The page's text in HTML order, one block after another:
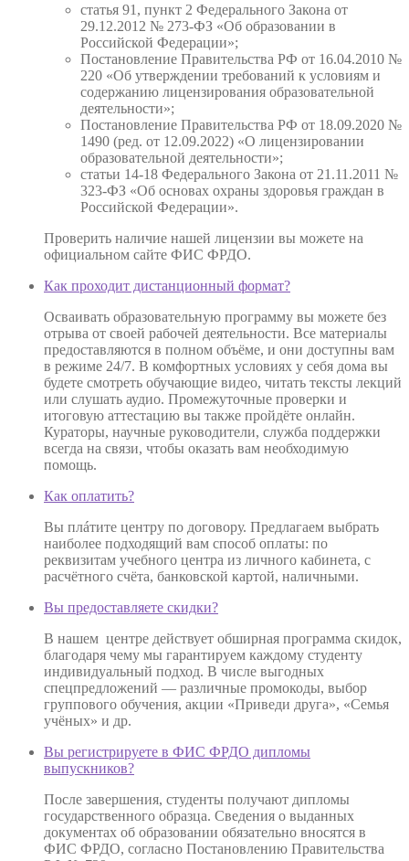
статья 91, пункт 2 Федерального Закона от
29.12.2012 № 273-ФЗ «Об образовании в
Российской Федерации»;
Постановление Правительства РФ от 16.04.2010 №
220 «Об утверждении требований к условиям и
содержанию лицензирования образовательной
деятельности»;
Постановление Правительства РФ от 18.09.2020 №
1490 (ред. от 12.09.2022) «О лицензировании
образовательной деятельности»;
статьи 14-18 Федерального Закона от 21.11.2011 №
323-ФЗ «Об основах охраны здоровья граждан в
Российской Федерации».
Проверить наличие нашей лицензии вы можете на
официальном сайте ФИС ФРДО.
Как проходит дистанционный формат?
Осваивать образовательную программу вы можете без
отрыва от своей рабочей деятельности. Все материалы
предоставляются в полном объёме, и они доступны вам
в режиме 24/7. В комфортных условиях у себя дома вы
будете смотреть обучающие видео, читать тексты лекций
или слушать аудио. Промежуточные проверки и
итоговую аттестацию вы также пройдёте онлайн.
Кураторы, научные руководители, служба поддержки
всегда на связи, чтобы оказать вам необходимую
помощь.
Как оплатить?
Вы плáтите центру по договору. Предлагаем выбрать
наиболее подходящий вам способ оплаты: по
реквизитам учебного центра из личного кабинета, с
расчётного счёта, банковской картой, наличными.
Вы предоставляете скидки?
В нашем центре действует обширная программа скидок,
благодаря чему мы гарантируем каждому студенту
индивидуальный подход. В числе выгодных
спецпредложений — различные промокоды, выбор
группового обучения, акции «Приведи друга», «Семья
учёных» и др.
Вы регистрируете в ФИС ФРДО дипломы
выпускников?
После завершения, студенты получают дипломы
государственного образца. Сведения о выданных
документах об образовании обязательно вносятся в
ФИС ФРДО, согласно Постановлению Правительства